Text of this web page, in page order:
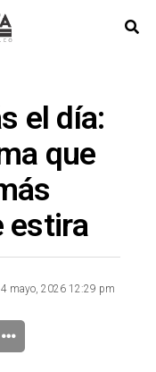
el día:
que
estira
4 mayo, 2026 12:29 pm